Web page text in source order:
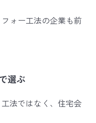
ォー工法の企業も前
選ぶ
法ではなく、住宅会